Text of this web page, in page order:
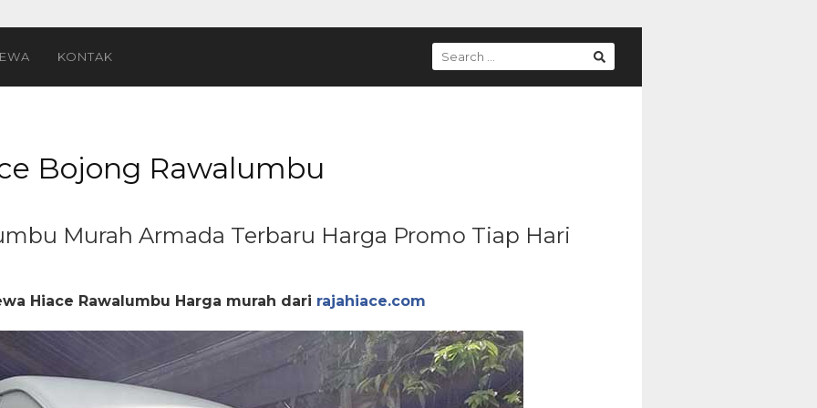
KONTAK
SEARCH
FOR:
Bojong Rawalumbu
Murah Armada Terbaru Harga Promo Tiap Hari
Hiace Rawalumbu Harga murah dari rajahiace.com